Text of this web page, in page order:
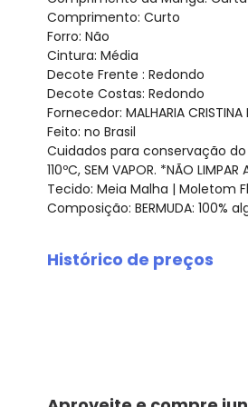
Comprimento: Curto
Forro: Não
Cintura: Média
Decote Frente : Redondo
Decote Costas: Redondo
Fornecedor: MALHARIA
Feito: no Brasil
Cuidados para conservação do
110ºC, SEM VAPOR. *NÃO LIMPAR
Tecido: Meia Malha | Moletom
Composição: BERMUDA: 100%
Histórico de preços
abril/2026